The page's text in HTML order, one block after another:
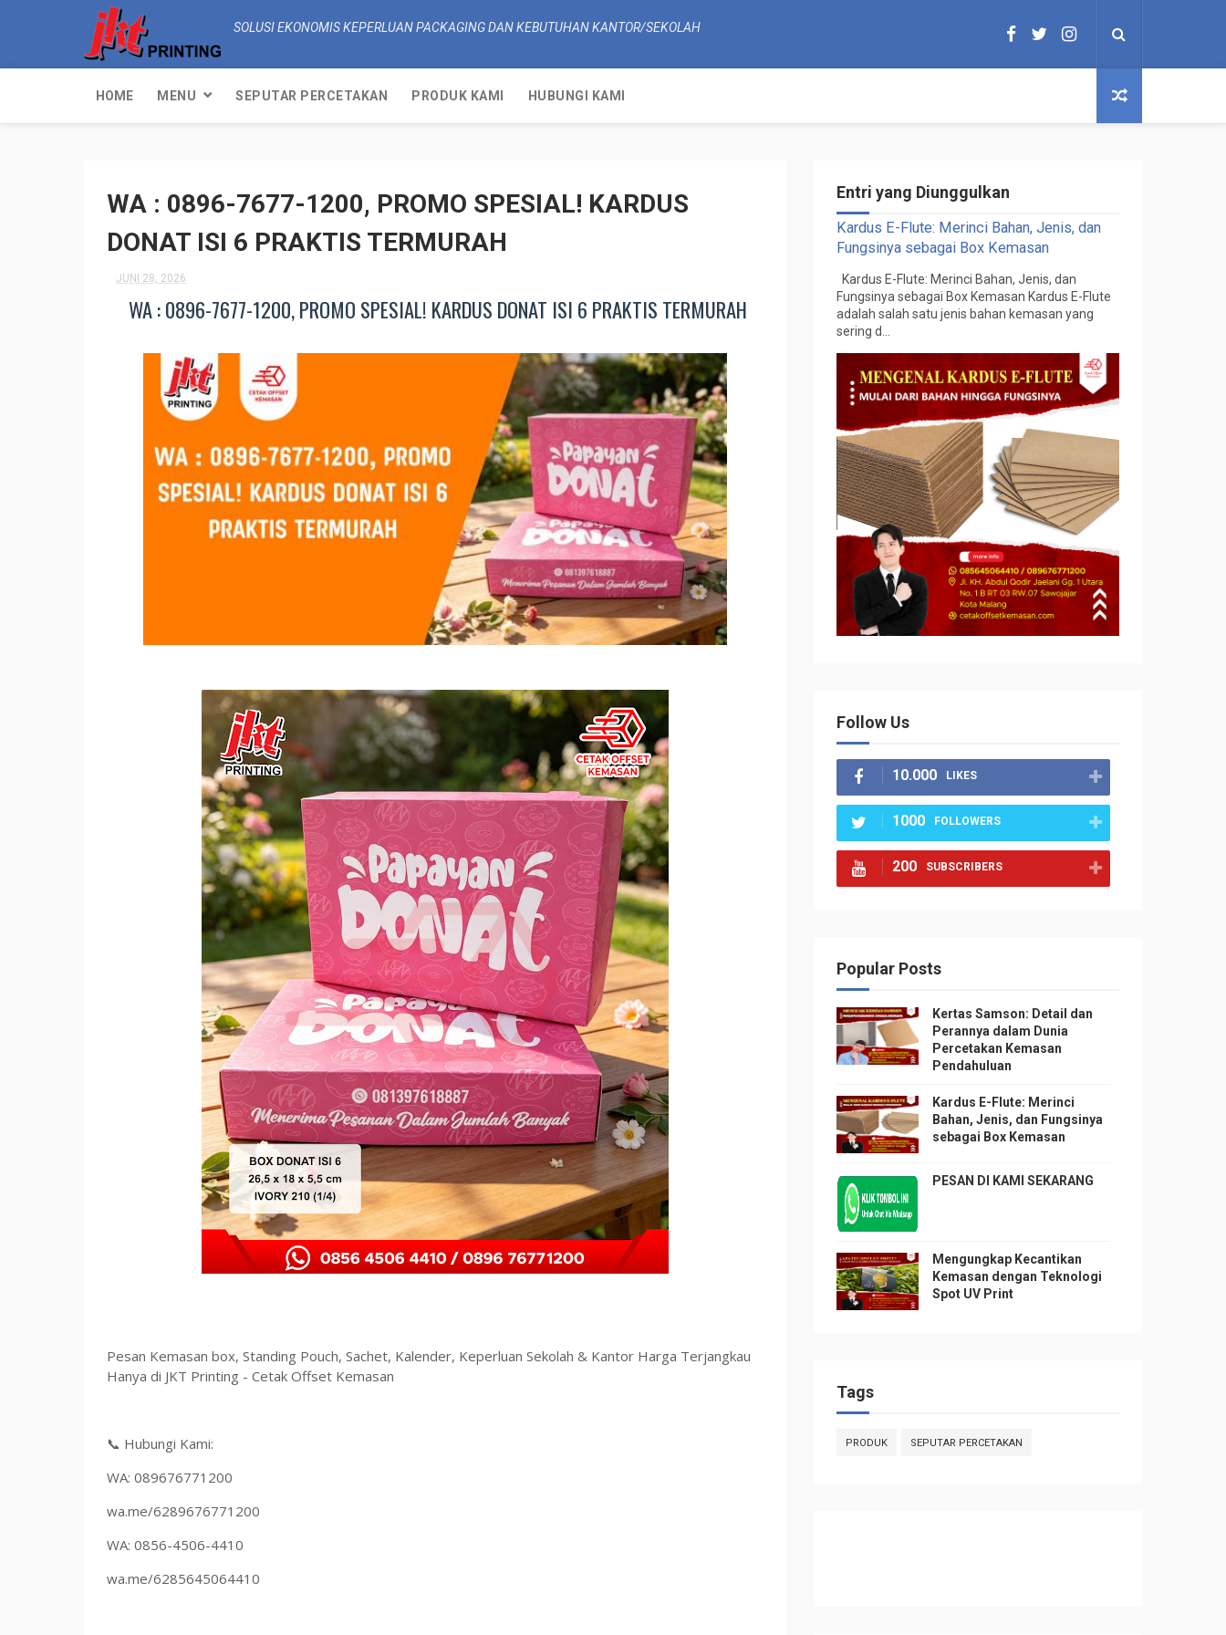
SOLUSI EKONOMIS KEPERLUAN PACKAGING DAN KEBUTUHAN KANTOR/SEKOLAH
HOME MENU SEPUTAR PERCETAKAN PRODUK KAMI HUBUNGI KAMI
WA : 0896-7677-1200, PROMO SPESIAL! KARDUS
DONAT ISI 6 PRAKTIS TERMURAH
JUNI 28, 2026
WA : 0896-7677-1200, PROMO SPESIAL! KARDUS DONAT ISI 6 PRAKTIS TERMURAH
Pesan Kemasan box, Standing Pouch, Sachet, Kalender, Keperluan Sekolah & Kantor Harga Terjangkau
Hanya di JKT Printing - Cetak Offset Kemasan
📞 Hubungi Kami:
WA: 089676771200
wa.me/6289676771200
WA: 0856-4506-4410
wa.me/6285645064410
Entri yang Diunggulkan
Kardus E-Flute: Merinci Bahan, Jenis, dan
Fungsinya sebagai Box Kemasan
Kardus E-Flute: Merinci Bahan, Jenis, dan
Fungsinya sebagai Box Kemasan Kardus E-Flute
adalah salah satu jenis bahan kemasan yang
sering d...
Follow Us
10.000 LIKES
1000 FOLLOWERS
200 SUBSCRIBERS
Popular Posts
Kertas Samson: Detail dan
Perannya dalam Dunia
Percetakan Kemasan
Pendahuluan
Kardus E-Flute: Merinci
Bahan, Jenis, dan Fungsinya
sebagai Box Kemasan
PESAN DI KAMI SEKARANG
Mengungkap Kecantikan
Kemasan dengan Teknologi
Spot UV Print
Tags
PRODUK SEPUTAR PERCETAKAN